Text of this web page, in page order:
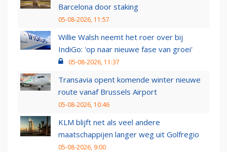
Barcelona door staking
05-08-2026, 11:57
Willie Walsh neemt het roer over bij
IndiGo: 'op naar nieuwe fase van groei'
05-08-2026, 11:37
Transavia opent komende winter nieuwe
route vanaf Brussels Airport
05-08-2026, 10:46
KLM blijft net als veel andere
maatschappijen langer weg uit Golfregio
05-08-2026, 9:00